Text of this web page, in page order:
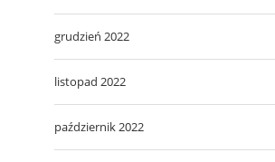
grudzień 2022
listopad 2022
październik 2022